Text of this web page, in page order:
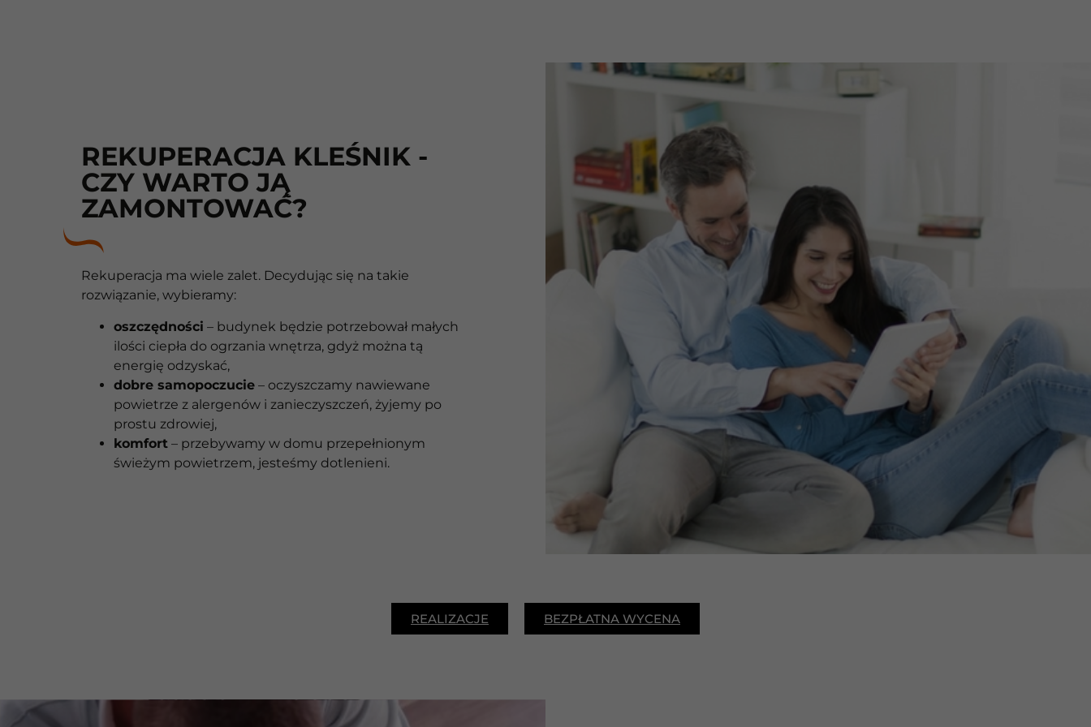
REKUPERACJA KLEŚNIK -
CZY WARTO JĄ
ZAMONTOWAĆ?
Rekuperacja ma wiele zalet. Decydując się na takie
rozwiązanie, wybieramy:
oszczędności – budynek będzie potrzebował małych
ilości ciepła do ogrzania wnętrza, gdyż można tą
energię odzyskać,
dobre samopoczucie – oczyszczamy nawiewane
powietrze z alergenów i zanieczyszczeń, żyjemy po
prostu zdrowiej,
komfort – przebywamy w domu przepełnionym
świeżym powietrzem, jesteśmy dotlenieni.
REALIZACJE BEZPŁATNA WYCENA